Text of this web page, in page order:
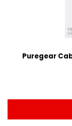
Puregear